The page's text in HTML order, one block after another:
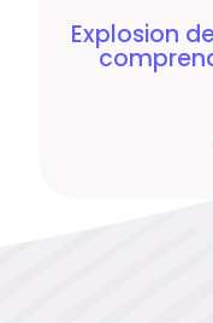
Explosion